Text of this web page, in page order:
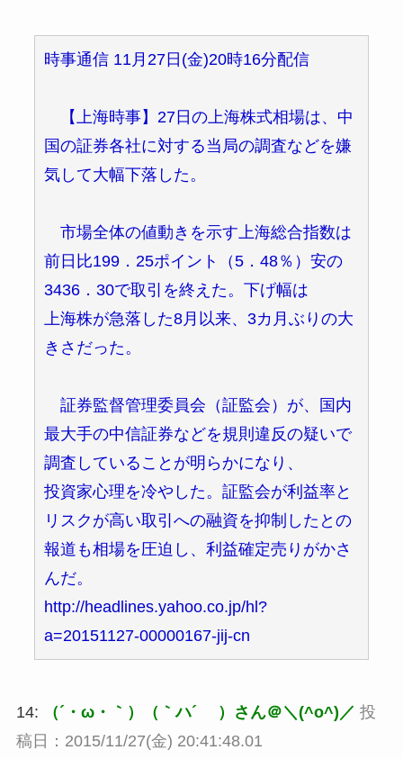
時事通信 11月27日(金)20時16分配信
【上海時事】27日の上海株式相場は、中
国の証券各社に対する当局の調査などを嫌
気して大幅下落した。
市場全体の値動きを示す上海総合指数は
前日比199．25ポイント（5．48％）安の
3436．30で取引を終えた。下げ幅は
上海株が急落した8月以来、3カ月ぶりの大
きさだった。
証券監督管理委員会（証監会）が、国内
最大手の中信証券などを規則違反の疑いで
調査していることが明らかになり、
投資家心理を冷やした。証監会が利益率と
リスクが高い取引への融資を抑制したとの
報道も相場を圧迫し、利益確定売りがかさ
んだ。
http://headlines.yahoo.co.jp/hl?
a=20151127-00000167-jij-cn
14: （´・ω・｀）（｀ハ´ ）さん＠＼(^o^)／ 投
稿日：2015/11/27(金) 20:41:48.01